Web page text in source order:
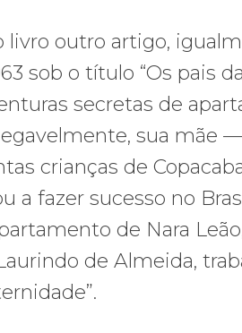
livro outro artigo,
sob o título “Os pais
secretas de
sua mãe
crianças de
a fazer sucesso no
de Nara
de Almeida,